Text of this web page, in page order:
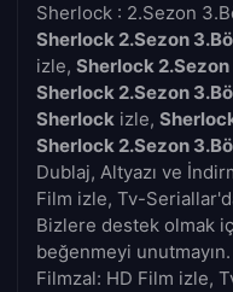
Sherlock : 2.Sezon
Sherlock 2.Sezon
izle, Sherlock
Sherlock 2.Sezon
Sherlock izle,
Sherlock 2.Sezon
Dublaj, Altyazı ve
Film izle, Tv-
Bizlere destek olmak
beğenmeyi
Filmzal: HD Film izle,